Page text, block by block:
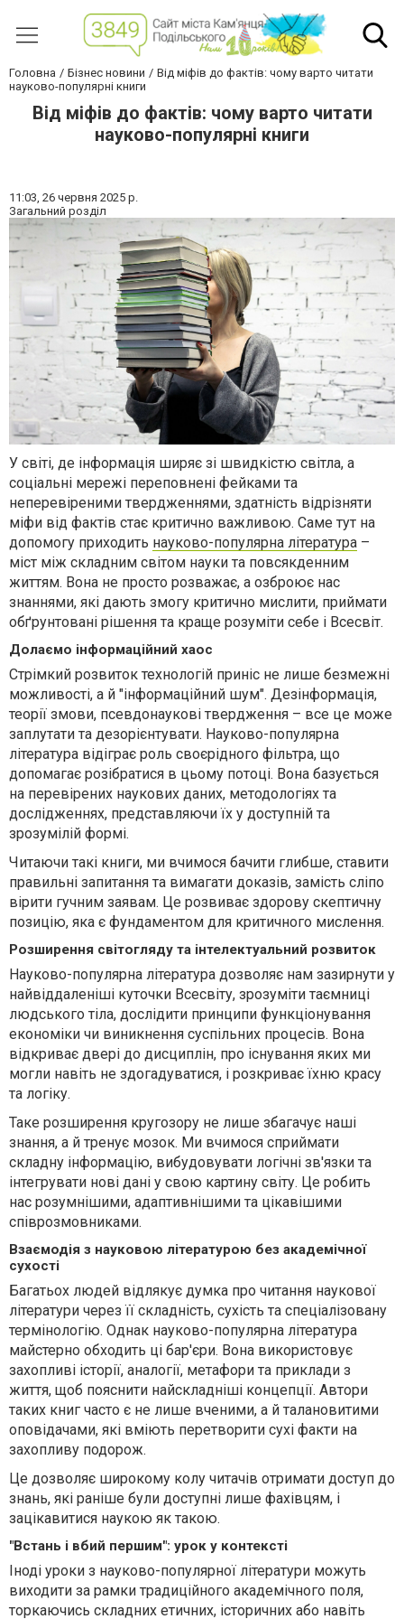
Головна Бізнес новини
Від міфів до фактів: чому варто читати
науково-популярні книги
Від міфів до фактів: чому варто читати
науково-популярні книги
11:03, 26 червня 2025 р.
Загальний розділ
У світі, де інформація ширяє зі швидкістю світла, а
соціальні мережі переповнені фейками та
неперевіреними твердженнями, здатність відрізняти
міфи від фактів стає критично важливою. Саме тут на
допомогу приходить науково-популярна література –
міст між складним світом науки та повсякденним
життям. Вона не просто розважає, а озброює нас
знаннями, які дають змогу критично мислити, приймати
обґрунтовані рішення та краще розуміти себе і Всесвіт.
Долаємо інформаційний хаос
Стрімкий розвиток технологій приніс не лише безмежні
можливості, а й "інформаційний шум". Дезінформація,
теорії змови, псевдонаукові твердження – все це може
заплутати та дезорієнтувати. Науково-популярна
література відіграє роль своєрідного фільтра, що
допомагає розібратися в цьому потоці. Вона базується
на перевірених наукових даних, методологіях та
дослідженнях, представляючи їх у доступній та
зрозумілій формі.
Читаючи такі книги, ми вчимося бачити глибше, ставити
правильні запитання та вимагати доказів, замість сліпо
вірити гучним заявам. Це розвиває здорову скептичну
позицію, яка є фундаментом для критичного мислення.
Розширення світогляду та інтелектуальний розвиток
Науково-популярна література дозволяє нам зазирнути у
найвіддаленіші куточки Всесвіту, зрозуміти таємниці
людського тіла, дослідити принципи функціонування
економіки чи виникнення суспільних процесів. Вона
відкриває двері до дисциплін, про існування яких ми
могли навіть не здогадуватися, і розкриває їхню красу
та логіку.
Таке розширення кругозору не лише збагачує наші
знання, а й тренує мозок. Ми вчимося сприймати
складну інформацію, вибудовувати логічні зв'язки та
інтегрувати нові дані у свою картину світу. Це робить
нас розумнішими, адаптивнішими та цікавішими
співрозмовниками.
Взаємодія з науковою літературою без академічної
сухості
Багатьох людей відлякує думка про читання наукової
літератури через її складність, сухість та спеціалізовану
термінологію. Однак науково-популярна література
майстерно обходить ці бар'єри. Вона використовує
захопливі історії, аналогії, метафори та приклади з
життя, щоб пояснити найскладніші концепції. Автори
таких книг часто є не лише вченими, а й талановитими
оповідачами, які вміють перетворити сухі факти на
захопливу подорож.
Це дозволяє широкому колу читачів отримати доступ до
знань, які раніше були доступні лише фахівцям, і
зацікавитися наукою як такою.
"Встань і вбий першим": урок у контексті
Іноді уроки з науково-популярної літератури можуть
виходити за рамки традиційного академічного поля,
торкаючись складних етичних, історичних або навіть